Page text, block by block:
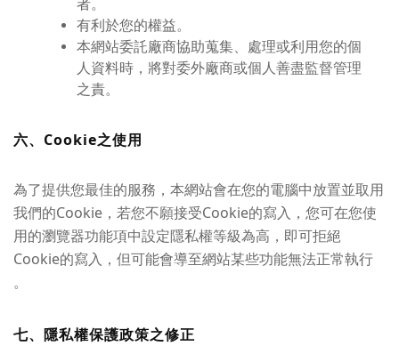
有利於您的權益。
本網站委託廠商協助蒐集、處理或利用您的個
人資料時，將對委外廠商或個人善盡監督管理
之責。
六、Cookie之使用
為了提供您最佳的服務，本網站會在您的電腦中放置並取用
我們的Cookie，若您不願接受Cookie的寫入，您可在您使
用的瀏覽器功能項中設定隱私權等級為高，即可拒絕
Cookie的寫入，但可能會導至網站某些功能無法正常執行
。
七、隱私權保護政策之修正